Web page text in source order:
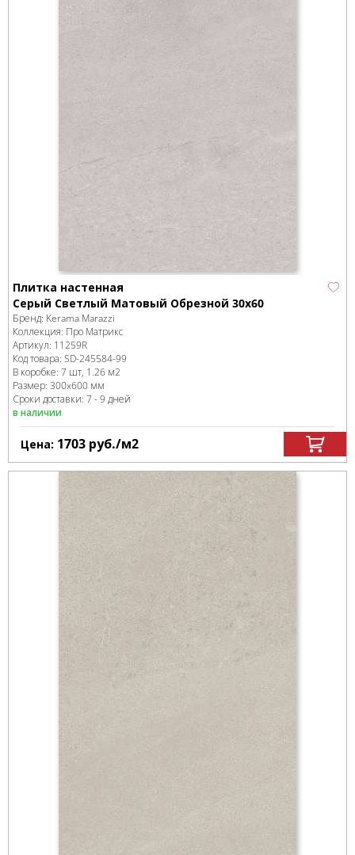
Плитка настенная
Серый Светлый Матовый Обрезной 30х60
Бренд: Kerama Marazzi
Коллекция: Про Матрикс
Артикул: 11259R
Код товара: SD-245584-99
В коробке: 7 шт, 1.26 м2
Размер: 300x600 мм
Сроки доставки: 7 - 9 дней
в наличии
Цена: 1703 руб./м2